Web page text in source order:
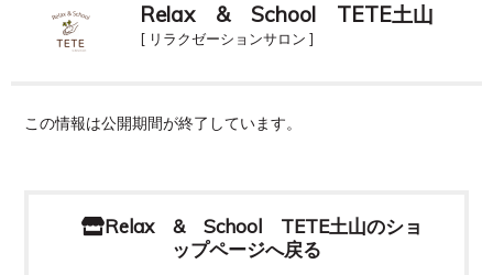
Relax & School TETE土山
[ リラクゼーションサロン ]
この情報は公開期間が終了しています。
Relax & School TETE土山のショ
ップページへ戻る